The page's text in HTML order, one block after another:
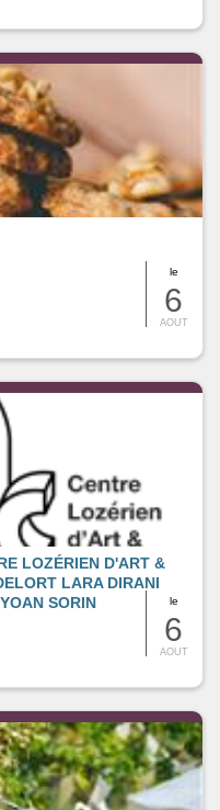
le
6
AOUT
le
6
AOUT
LOZÉRIEN D'ART &
LARA DIRANI
SORIN